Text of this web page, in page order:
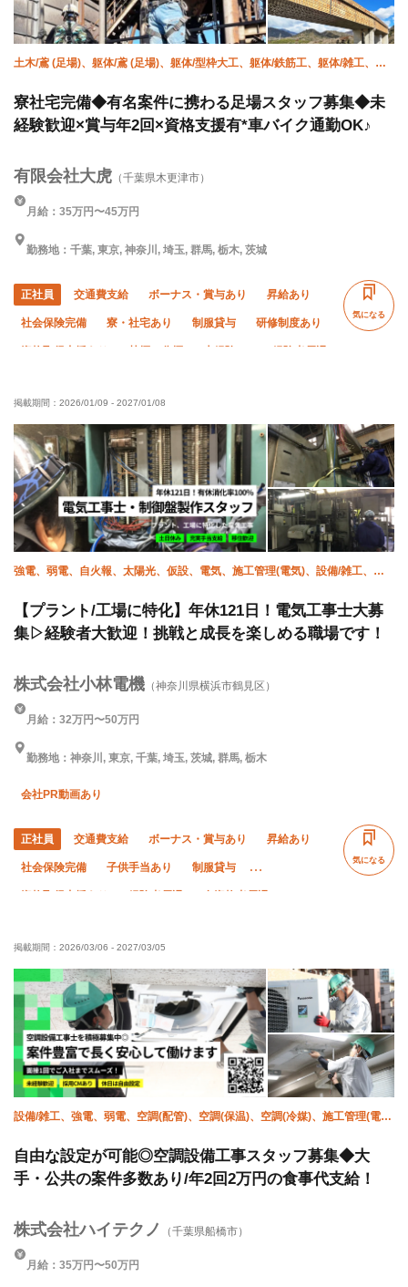
土木/鳶 (足場)、躯体/鳶 (足場)、躯体/型枠大工、躯体/鉄筋工、躯体/雑工、鳶
寮社宅完備◆有名案件に携わる足場スタッフ募集◆未
経験歓迎×賞与年2回×資格支援有*車バイク通勤OK♪
有限会社大虎 （千葉県木更津市）
月給：35万円〜45万円
勤務地：千葉, 東京, 神奈川, 埼玉, 群馬, 栃木, 茨城
正社員 交通費支給 ボーナス・賞与あり 昇給あり
社会保険完備 寮・社宅あり 制服貸与 研修制度あり
資格取得支援あり 禁煙・分煙 未経験OK 経験者優遇
夜勤あり 転勤なし 夏季休暇
車・バイク通勤OK
気になる
掲載期間： 2026/01/09 - 2027/01/08
強電、弱電、自火報、太陽光、仮設、電気、施工管理(電気)、設備/雑工、空
【プラント/工場に特化】年休121日！電気工事士大募
集▷経験者大歓迎！挑戦と成長を楽しめる職場です！
株式会社小林電機 （神奈川県横浜市鶴見区）
月給：32万円〜50万円
勤務地：神奈川, 東京, 千葉, 埼玉, 茨城, 群馬, 栃木
会社PR動画あり
正社員 交通費支給 ボーナス・賞与あり 昇給あり
社会保険完備 子供手当あり 制服貸与
車・バイク通勤OK
気になる
掲載期間： 2026/03/06 - 2027/03/05
設備/雑工、強電、弱電、空調(配管)、空調(保温)、空調(冷媒)、施工管理(電
自由な設定が可能◎空調設備工事スタッフ募集◆大
手・公共の案件多数あり/年2回2万円の食事代支給！
株式会社ハイテクノ （千葉県船橋市）
月給：35万円〜50万円